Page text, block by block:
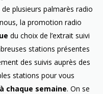
plusieurs palmarès radio
la promotion radio
du choix de l’extrait suivi
stations présentes
des suivis auprès des
stations pour vous
chaque semaine. On se